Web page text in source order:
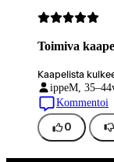
Toimiva
Kaapelista
ippeM,
Kommentoi
0